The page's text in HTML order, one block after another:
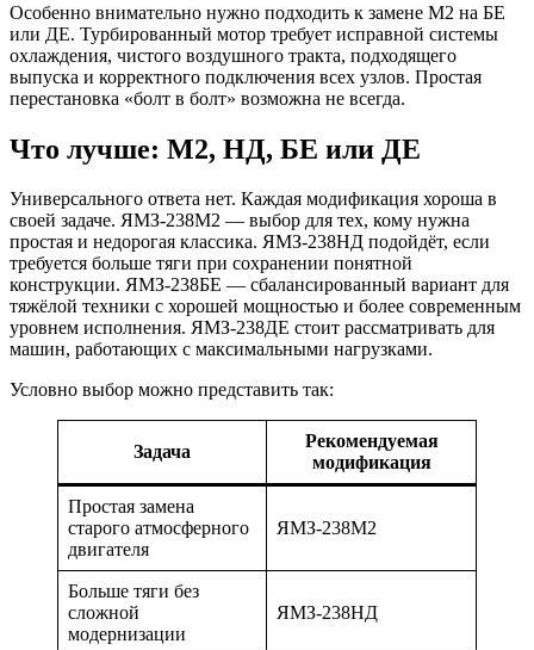
Особенно внимательно нужно подходить к замене М2 на БЕ
или ДЕ. Турбированный мотор требует исправной системы
охлаждения, чистого воздушного тракта, подходящего
выпуска и корректного подключения всех узлов. Простая
перестановка «болт в болт» возможна не всегда.
Что лучше: М2, НД, БЕ или ДЕ
Универсального ответа нет. Каждая модификация хороша в
своей задаче. ЯМЗ-238М2 — выбор для тех, кому нужна
простая и недорогая классика. ЯМЗ-238НД подойдёт, если
требуется больше тяги при сохранении понятной
конструкции. ЯМЗ-238БЕ — сбалансированный вариант для
тяжёлой техники с хорошей мощностью и более современным
уровнем исполнения. ЯМЗ-238ДЕ стоит рассматривать для
машин, работающих с максимальными нагрузками.
Условно выбор можно представить так:
Задача
Рекомендуемая
модификация
Простая замена
старого атмосферного
двигателя
ЯМЗ-238М2
Больше тяги без
сложной
модернизации
ЯМЗ-238НД